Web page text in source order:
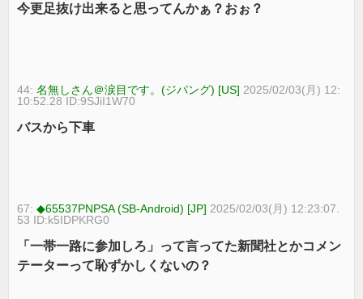
今更足抜け出来ると思ってんかぁ？おぉ？
44:名無しさん＠涙目です。(ジパング) [US] 2025/02/03(月) 12:
10:52.28 ID:9SJiI1W70
バスから下車
67:◆65537PNPSA (SB-Android) [JP] 2025/02/03(月) 12:23:07.
53 ID:k5IDPKRG0
「一帯一路に参加しろ」って言ってた新聞社とかコメン
テーターって恥ずかしくないの？